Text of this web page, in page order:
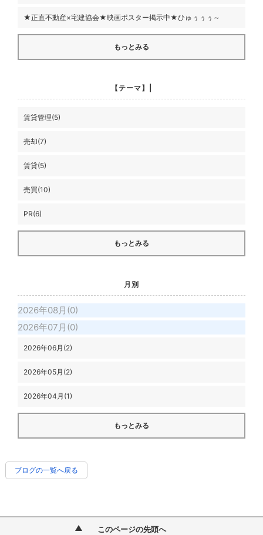
★正直不動産×宅建協会★映画ポスター掲示中★ひゅぅぅぅ～
もっとみる
【テーマ】|
賃貸管理(5)
売却(7)
賃貸(5)
売買(10)
PR(6)
もっとみる
月別
2026年08月(0)
2026年07月(0)
2026年06月(2)
2026年05月(2)
2026年04月(1)
もっとみる
ブログの一覧へ戻る
このページの先頭へ